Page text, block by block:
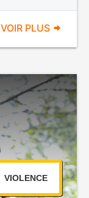
VOIR PLUS
VIOLENCE